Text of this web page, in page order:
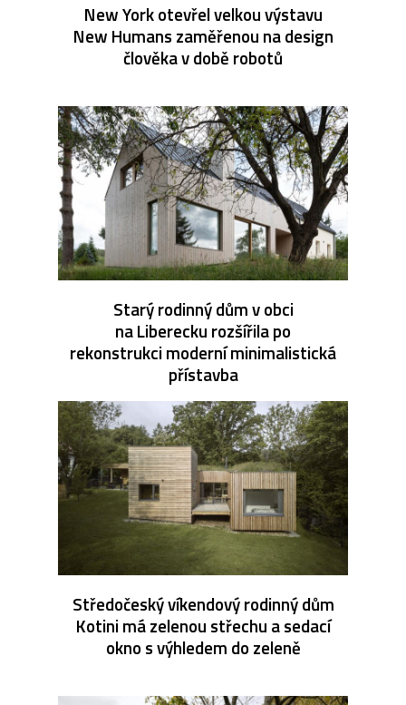
New York otevřel velkou výstavu
New Humans zaměřenou na design
člověka v době robotů
Starý rodinný dům v obci
na Liberecku rozšířila po
rekonstrukci moderní minimalistická
přístavba
Středočeský víkendový rodinný dům
Kotini má zelenou střechu a sedací
okno s výhledem do zeleně